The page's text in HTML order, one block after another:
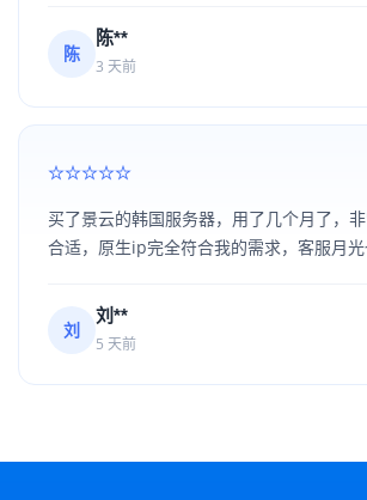
陈
陈**
3 天前
买了景云的韩国服务器，用了几个月了，
合适，原生ip完全符合我的需求，客服月
刘
刘**
5 天前